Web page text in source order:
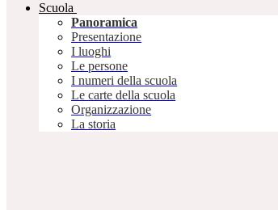
Scuola
Panoramica
Presentazione
I luoghi
Le persone
I numeri della scuola
Le carte della scuola
Organizzazione
La storia